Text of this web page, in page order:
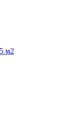
м2